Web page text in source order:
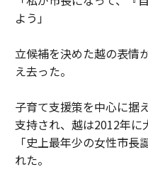
よう」
立候補を決めた越の表情
え去った。
子育て支援策を中心に据
支持され、越は2012年に
「史上最年少の女性市
れた。